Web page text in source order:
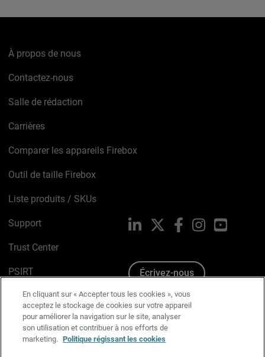
À propos de nous
Contactez-nous
Salle de rédaction
Carrières
Comparer les appareils Firebox
Outil de taille Firebox
Liste produits / SKUs
Support
Trust Center
PSIRT
Avis sur les cookies
Politique de confidentialité
Charte Graphique
LinkedIn FacebookInstagramYouTube
Écrivez-nous
En cliquant sur « Accepter tous les cookies », vous
acceptez le stockage de cookies sur votre appareil
pour améliorer la navigation sur le site, analyser
son utilisation et contribuer à nos efforts de
marketing. Politique régissant les cookies